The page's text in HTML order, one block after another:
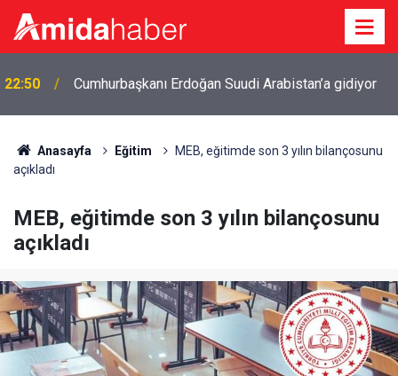
22:50 Cumhurbaşkanı Erdoğan Suudi Arabistan’a gidiyor
Anasayfa Eğitim
MEB, eğitimde son 3 yılın bilançosunu
açıkladı
MEB, eğitimde son 3 yılın bilançosunu
açıkladı